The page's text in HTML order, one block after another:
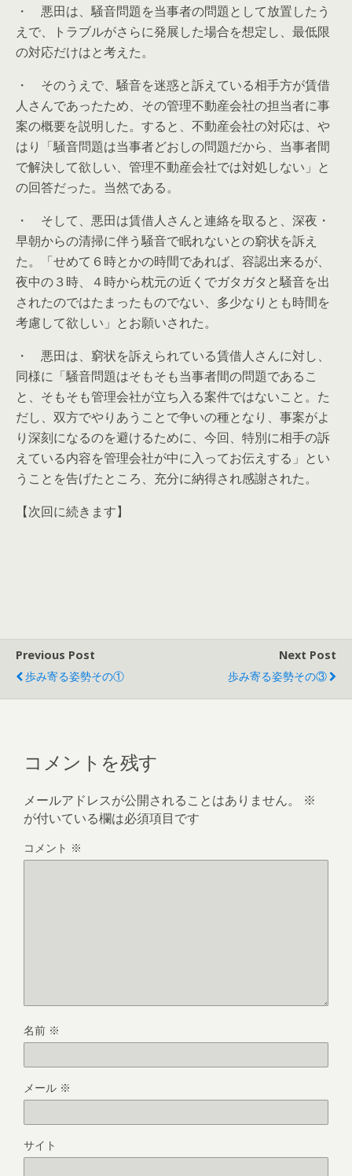
・ 悪田は、騒音問題を当事者の問題として放置したう
えで、トラブルがさらに発展した場合を想定し、最低限
の対応だけはと考えた。
・ そのうえで、騒音を迷惑と訴えている相手方が賃借
人さんであったため、その管理不動産会社の担当者に事
案の概要を説明した。すると、不動産会社の対応は、や
はり「騒音問題は当事者どおしの問題だから、当事者間
で解決して欲しい、管理不動産会社では対処しない」と
の回答だった。当然である。
・ そして、悪田は賃借人さんと連絡を取ると、深夜・
早朝からの清掃に伴う騒音で眠れないとの窮状を訴え
た。「せめて６時とかの時間であれば、容認出来るが、
夜中の３時、４時から枕元の近くでガタガタと騒音を出
されたのではたまったものでない、多少なりとも時間を
考慮して欲しい」とお願いされた。
・ 悪田は、窮状を訴えられている賃借人さんに対し、
同様に「騒音問題はそもそも当事者間の問題であるこ
と、そもそも管理会社が立ち入る案件ではないこと。た
だし、双方でやりあうことで争いの種となり、事案がよ
り深刻になるのを避けるために、今回、特別に相手の訴
えている内容を管理会社が中に入ってお伝えする」とい
うことを告げたところ、充分に納得され感謝された。
【次回に続きます】
Previous Post
歩み寄る姿勢その①
Next Post
歩み寄る姿勢その③
コメントを残す
メールアドレスが公開されることはありません。
※
が付いている欄は必須項目です
コメント ※
名前 ※
メール ※
サイト